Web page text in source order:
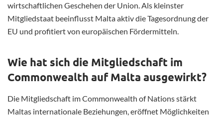
wirtschaftlichen Geschehen der Union. Als kleinster
Mitgliedstaat beeinflusst Malta aktiv die Tagesordnung der
EU und profitiert von europäischen Fördermitteln.
Wie hat sich die Mitgliedschaft im
Commonwealth auf Malta ausgewirkt?
Die Mitgliedschaft im Commonwealth of Nations stärkt
Maltas internationale Beziehungen, eröffnet Möglichkeiten